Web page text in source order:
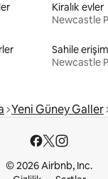
Kiralık evler
Newcastle
Sahile
Newcastle
Yeni Güney Galler
© 2026 Airbnb, Inc.